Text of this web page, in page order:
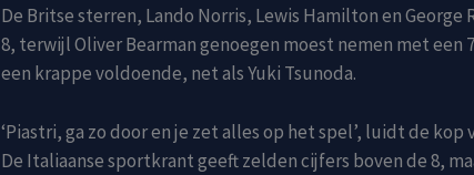
De Britse sterren, Lando Norris, Lewis Hamilton en George
8, terwijl Oliver Bearman genoegen moest nemen met een
een krappe voldoende, net als Yuki Tsunoda.
‘Piastri, ga zo door en je zet alles op het spel’, luidt de kop
De Italiaanse sportkrant geeft zelden cijfers boven de 8,